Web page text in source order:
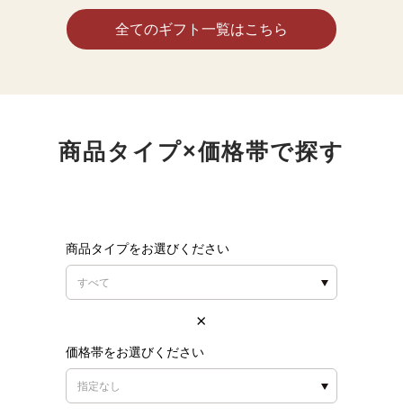
全てのギフト一覧はこちら
商品タイプ×価格帯で探す
商品タイプをお選びください
価格帯をお選びください